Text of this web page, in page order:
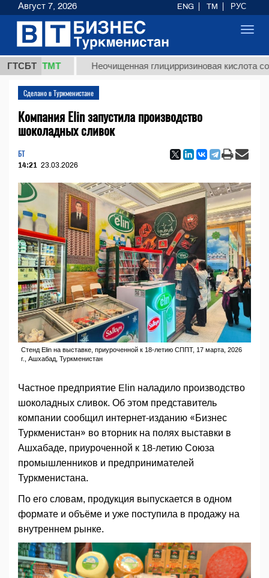
ГТСБТ
ТМТ Неочищенная глицирризиновая кислота
Сделано в Туркменистане
Компания Elin запустила производство
шоколадных сливок
БТ
14:21 23.03.2026
Стенд Elin на выставке, приуроченной к 18-летию СППТ, 17 марта, 2026
г., Ашхабад, Туркменистан
Частное предприятие Elin наладило производство
шоколадных сливок. Об этом представитель
компании сообщил интернет-изданию «Бизнес
Туркменистан» во вторник на полях выставки в
Ашхабаде, приуроченной к 18-летию Союза
промышленников и предпринимателей
Туркменистана.
По его словам, продукция выпускается в одном
формате и объёме и уже поступила в продажу на
внутреннем рынке.
Август 7, 2026 ENG TM РУС